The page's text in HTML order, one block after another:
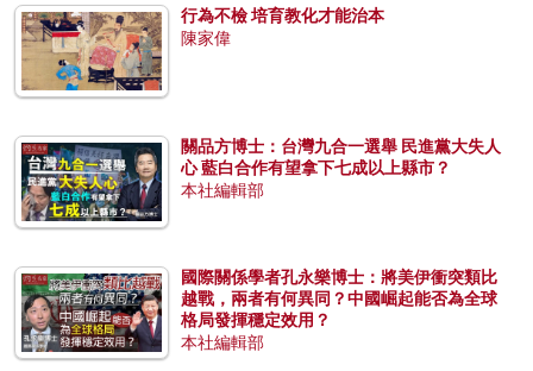
行為不檢 培育教化才能治本
陳家偉
關品方博士：台灣九合一選舉 民進黨大失人
心 藍白合作有望拿下七成以上縣市？
本社編輯部
國際關係學者孔永樂博士：將美伊衝突類比
越戰，兩者有何異同？中國崛起能否為全球
格局發揮穩定效用？
本社編輯部